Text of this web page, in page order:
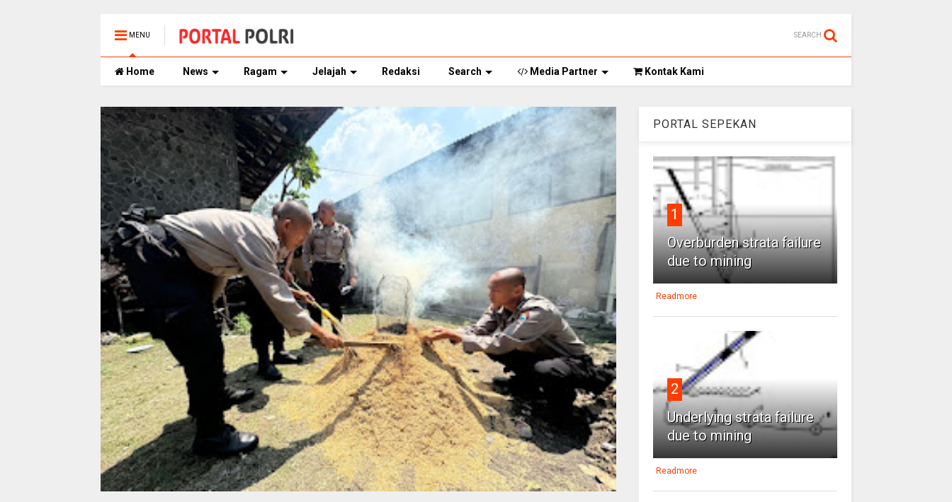
MENU SEARCH
Home News Ragam Jelajah Redaksi Search Media Partner Kontak Kami
PORTAL SEPEKAN
1
Overburden strata failure
due to mining
Readmore
2
Underlying strata failure
due to mining
Readmore